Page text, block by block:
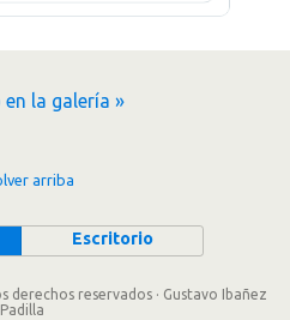
la galería »
arriba
Escritorio
derechos reservados · Gustavo Ibañez
Padilla